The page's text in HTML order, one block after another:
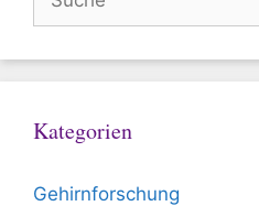
Kategorien
Gehirnforschung